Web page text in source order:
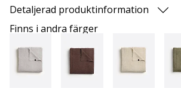
Detaljerad produktinformation
Finns i andra färger